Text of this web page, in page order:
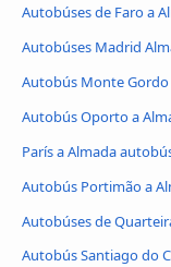
Autobúses de Faro a
Autobúses Madrid
Autobús Monte Gordo
Autobús Oporto a
París a Almada
Autobús Portimão a
Autobúses de
Autobús Santiago do